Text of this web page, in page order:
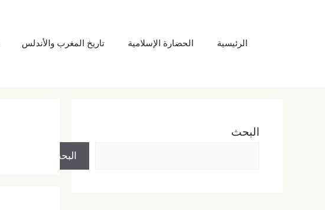
الرئيسية الحضارة الإسلامية تاريخ المغرب والأندلس
البحث
البحث